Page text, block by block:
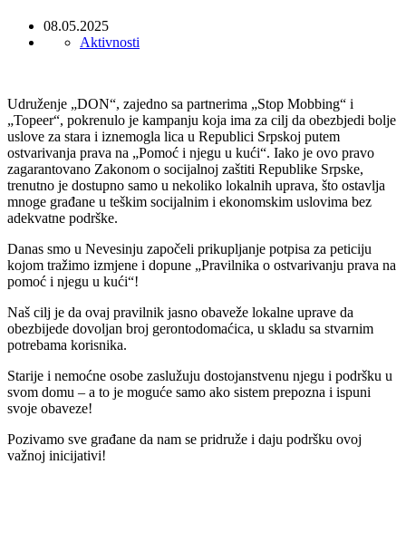
08.05.2025
Aktivnosti
Udruženje „DON“, zajedno sa partnerima „Stop Mobbing“ i
„Topeer“, pokrenulo je kampanju koja ima za cilj da obezbjedi bolje
uslove za stara i iznemogla lica u Republici Srpskoj putem
ostvarivanja prava na „Pomoć i njegu u kući“. Iako je ovo pravo
zagarantovano Zakonom o socijalnoj zaštiti Republike Srpske,
trenutno je dostupno samo u nekoliko lokalnih uprava, što ostavlja
mnoge građane u teškim socijalnim i ekonomskim uslovima bez
adekvatne podrške.
Danas smo u Nevesinju započeli prikupljanje potpisa za peticiju
kojom tražimo izmjene i dopune „Pravilnika o ostvarivanju prava na
pomoć i njegu u kući“!
Naš cilj je da ovaj pravilnik jasno obaveže lokalne uprave da
obezbijede dovoljan broj gerontodomaćica, u skladu sa stvarnim
potrebama korisnika.
Starije i nemoćne osobe zaslužuju dostojanstvenu njegu i podršku u
svom domu – a to je moguće samo ako sistem prepozna i ispuni
svoje obaveze!
Pozivamo sve građane da nam se pridruže i daju podršku ovoj
važnoj inicijativi!